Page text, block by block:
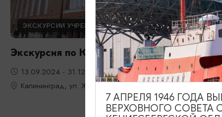
ЭКСКУРСИИ УЧРЕЖДЕНИЙ КУЛЬТУРЫ
Экскурсия по Южному вокзалу
13.09.2024 - 31.12.2026
Калининград, ул. Железнодорожная, д. 13-23
7 АПРЕЛЯ 1946 ГОДА
ВЕРХОВНОГО СОВЕТА